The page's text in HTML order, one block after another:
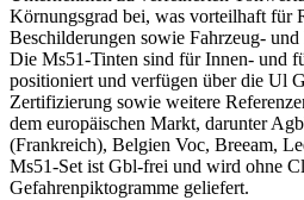
Körnungsgrad bei, was vorteilhaft für
Beschilderungen sowie Fahrzeug-
Die Ms51-Tinten sind für Innen- und
positioniert und verfügen über die Ul
Zertifizierung sowie weitere
dem europäischen Markt, darunter
(Frankreich), Belgien Voc, Breeam,
Ms51-Set ist Gbl-frei und wird ohne
Gefahrenpiktogramme geliefert.